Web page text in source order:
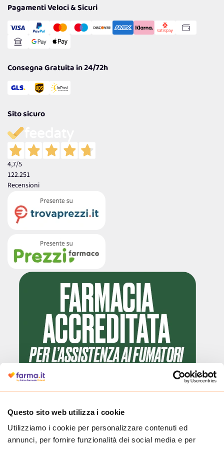
Questo sito web utilizza i cookie
Utilizziamo i cookie per personalizzare contenuti ed
annunci, per fornire funzionalità dei social media e per
Cookie Policy
Gestisci Cookie
Reso Facile e Veloce
Pagamenti Veloci & Sicuri
Consegna Gratuita in 24/72h
Sito sicuro
4,7/5
122.251
Recensioni
Cliccando il badge, puoi verificare che Farma.it è un'entità regolarmente
autorizzata dal Ministero della Salute a effettuare la vendita online di